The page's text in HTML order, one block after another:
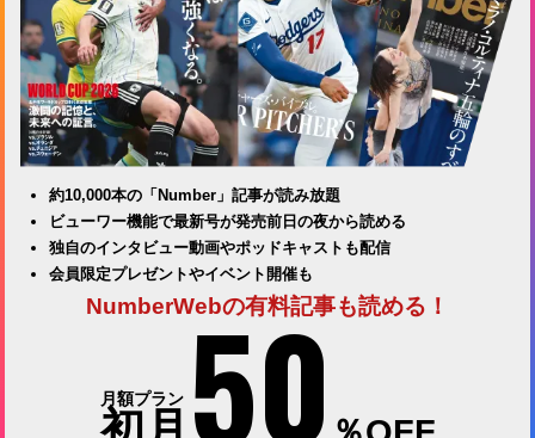
約10,000本の「Number」記事が読み放題
ビューワー機能で最新号が発売前日の夜から読める
独自のインタビュー動画やポッドキャストも配信
会員限定プレゼントやイベント開催も
NumberWebの有料記事も読める！
月額プラン 50